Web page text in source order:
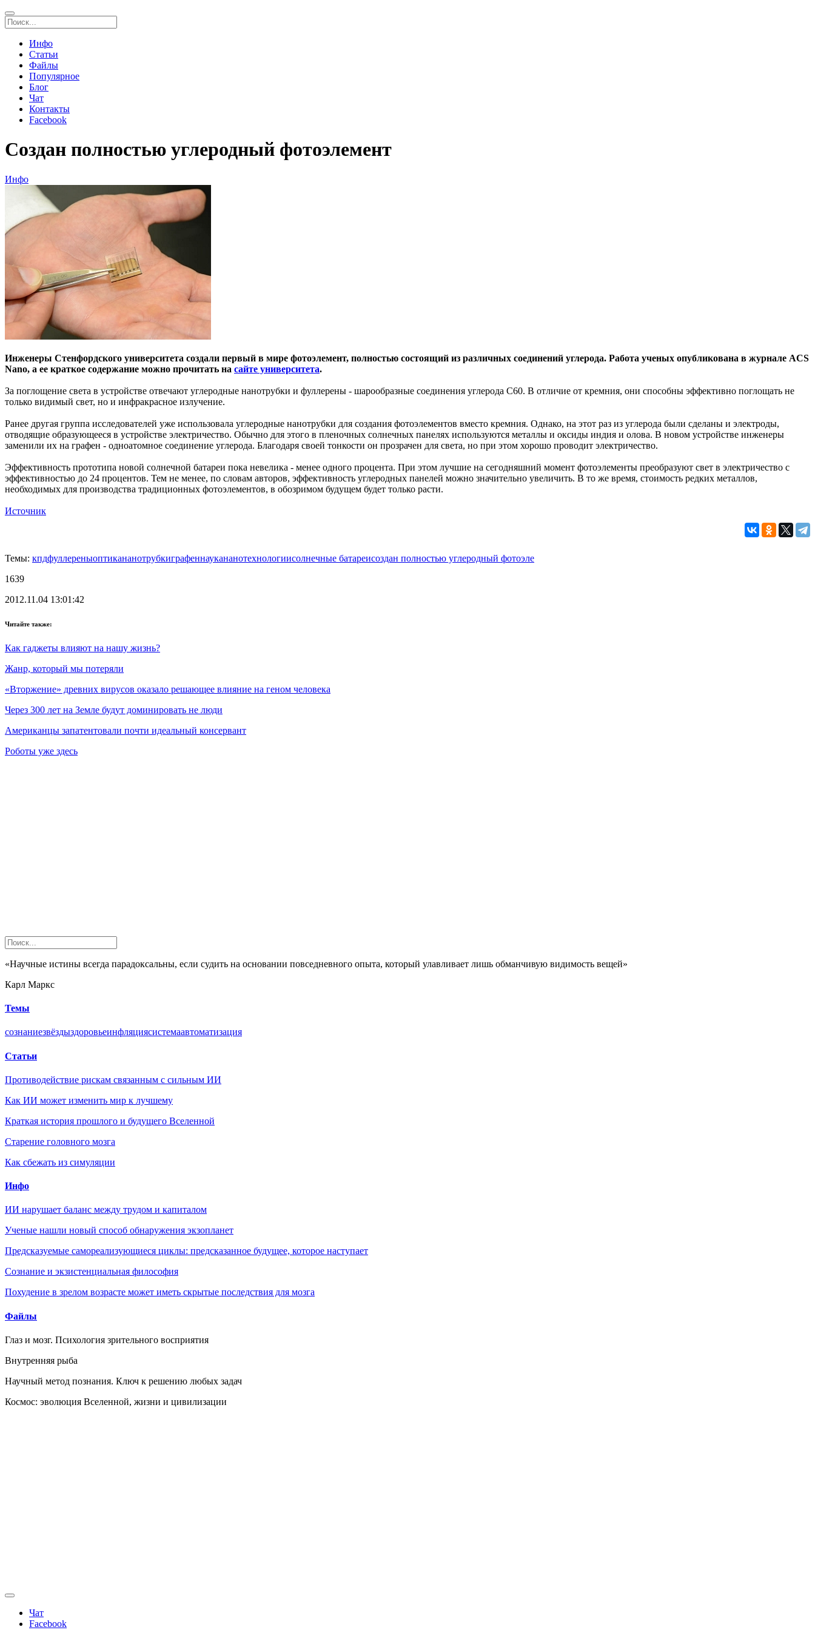
Инфо
Статьи
Файлы
Популярное
Блог
Чат
Контакты
Facebook
Создан полностью углеродный фотоэлемент
Инфо
Инженеры Стенфордского университета создали первый в мире фотоэлемент, полностью состоящий из различных соединений углерода. Работа ученых опубликована в журнале ACS
Nano, а ее краткое содержание можно прочитать на сайте университета.
За поглощение света в устройстве отвечают углеродные нанотрубки и фуллерены - шарообразные соединения углерода C60. В отличие от кремния, они способны эффективно поглощать не
только видимый свет, но и инфракрасное излучение.
Ранее другая группа исследователей уже использовала углеродные нанотрубки для создания фотоэлементов вместо кремния. Однако, на этот раз из углерода были сделаны и электроды,
отводящие образующееся в устройстве электричество. Обычно для этого в пленочных солнечных панелях используются металлы и оксиды индия и олова. В новом устройстве инженеры
заменили их на графен - одноатомное соединение углерода. Благодаря своей тонкости он прозрачен для света, но при этом хорошо проводит электричество.
Эффективность прототипа новой солнечной батареи пока невелика - менее одного процента. При этом лучшие на сегодняшний момент фотоэлементы преобразуют свет в электричество с
эффективностью до 24 процентов. Тем не менее, по словам авторов, эффективность углеродных панелей можно значительно увеличить. В то же время, стоимость редких металлов,
необходимых для производства традиционных фотоэлементов, в обозримом будущем будет только расти.
Источник
Темы: кпдфуллереныоптикананотрубкиграфеннаукананотехнологиисолнечные батареисоздан полностью углеродный фотоэле
1639
2012.11.04 13:01:42
Читайте также:
Как гаджеты влияют на нашу жизнь?
Жанр, который мы потеряли
«Вторжение» древних вирусов оказало решающее влияние на геном человека
Через 300 лет на Земле будут доминировать не люди
Американцы запатентовали почти идеальный консервант
Роботы уже здесь
«Научные истины всегда парадоксальны, если судить на основании повседневного опыта, который улавливает лишь обманчивую видимость вещей»
Карл Маркс
Темы
сознаниезвёздыздоровьеинфляциясистемаавтоматизация
Статьи
Противодействие рискам связанным с сильным ИИ
Как ИИ может изменить мир к лучшему
Краткая история прошлого и будущего Вселенной
Старение головного мозга
Как сбежать из симуляции
Инфо
ИИ нарушает баланс между трудом и капиталом
Ученые нашли новый способ обнаружения экзопланет
Предсказуемые самореализующиеся циклы: предсказанное будущее, которое наступает
Сознание и экзистенциальная философия
Похудение в зрелом возрасте может иметь скрытые последствия для мозга
Файлы
Глаз и мозг. Психология зрительного восприятия
Внутренняя рыба
Научный метод познания. Ключ к решению любых задач
Космос: эволюция Вселенной, жизни и цивилизации
Чат
Facebook